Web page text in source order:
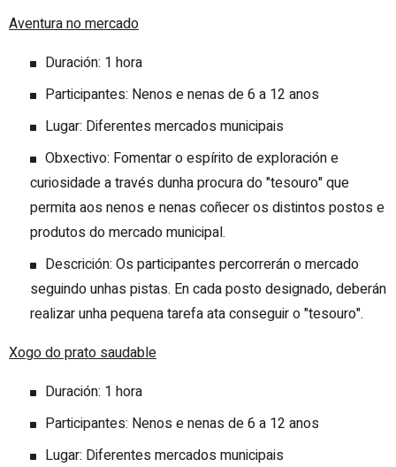
Aventura no mercado
Duración: 1 hora
Participantes: Nenos e nenas de 6 a 12 anos
Lugar: Diferentes mercados municipais
Obxectivo: Fomentar o espírito de exploración e
curiosidade a través dunha procura do "tesouro" que
permita aos nenos e nenas coñecer os distintos postos e
produtos do mercado municipal.
Descrición: Os participantes percorrerán o mercado
seguindo unhas pistas. En cada posto designado, deberán
realizar unha pequena tarefa ata conseguir o "tesouro".
Xogo do prato saudable
Duración: 1 hora
Participantes: Nenos e nenas de 6 a 12 anos
Lugar: Diferentes mercados municipais